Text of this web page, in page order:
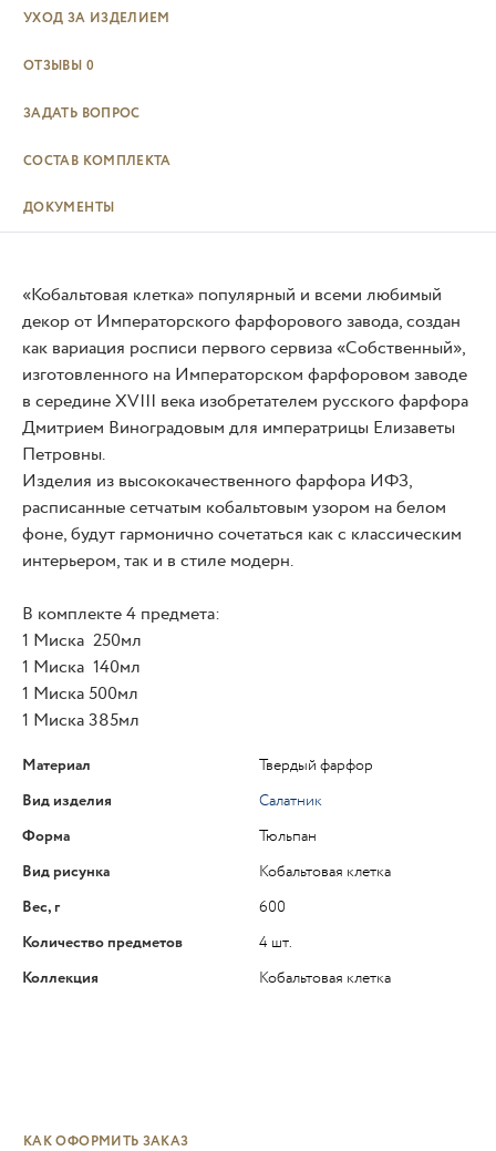
УХОД ЗА ИЗДЕЛИЕМ
ОТЗЫВЫ 0
ЗАДАТЬ ВОПРОС
СОСТАВ КОМПЛЕКТА
ДОКУМЕНТЫ
«Кобальтовая клетка» популярный и всеми любимый
декор от Императорского фарфорового завода, создан
как вариация росписи первого сервиза «Собственный»,
изготовленного на Императорском фарфоровом заводе
в середине XVIII века изобретателем русского фарфора
Дмитрием Виноградовым для императрицы Елизаветы
Петровны.
Изделия из высококачественного фарфора ИФЗ,
расписанные сетчатым кобальтовым узором на белом
фоне, будут гармонично сочетаться как с классическим
интерьером, так и в стиле модерн.
В комплекте 4 предмета:
1 Миска 250мл
1 Миска 140мл
1 Миска 500мл
1 Миска 385мл
Материал
Твердый фарфор
Вид изделия
Салатник
Форма
Тюльпан
Вид рисунка
Кобальтовая клетка
Вес, г
600
Количество предметов
4 шт.
Коллекция
Кобальтовая клетка
КАК ОФОРМИТЬ ЗАКАЗ